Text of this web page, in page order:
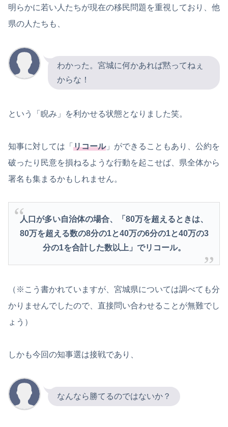
明らかに若い人たちが現在の移民問題を重視しており、他
県の人たちも、
わかった。宮城に何かあれば黙ってねぇ
からな！
という「睨み」を利かせる状態となりました笑。
知事に対しては「 リコール」ができることもあり、公約を
破ったり民意を損ねるような行動を起こせば、県全体から
署名も集まるかもしれません。
人口が多い自治体の場合、「80万を超えるときは、
80万を超える数の8分の1と40万の6分の1と40万の3
分の1を合計した数以上」でリコール。
（※こう書かれていますが、宮城県については調べても分
かりませんでしたので、直接問い合わせることが無難でし
ょう）
しかも今回の知事選は接戦であり、
なんなら勝てるのではないか？